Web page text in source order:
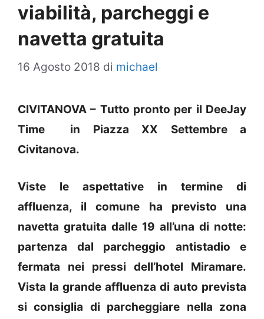
viabilità, parcheggi e
navetta gratuita
16 Agosto 2018 di michael
CIVITANOVA – Tutto pronto per il DeeJay
Time in Piazza XX Settembre a
Civitanova.
Viste le aspettative in termine di
affluenza, il comune ha previsto una
navetta gratuita dalle 19 all’una di notte:
partenza dal parcheggio antistadio e
fermata nei pressi dell’hotel Miramare.
Vista la grande affluenza di auto prevista
si consiglia di parcheggiare nella zona